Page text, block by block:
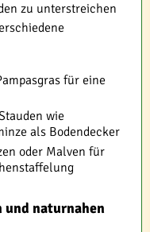
zu unterstreichen
für eine
wie
als Bodendecker
oder Malven für
und naturnahen